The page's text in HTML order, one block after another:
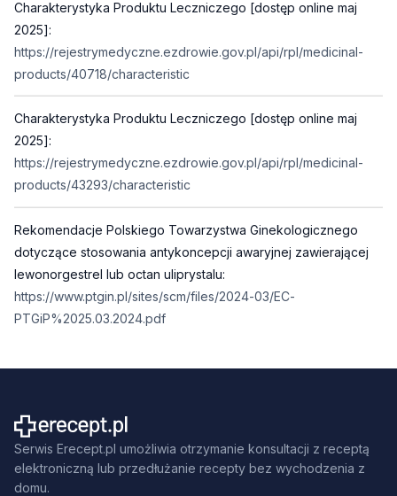
Charakterystyka Produktu Leczniczego [dostęp online maj
2025]:
https://rejestrymedyczne.ezdrowie.gov.pl/api/rpl/medicinal-
products/40718/characteristic
Charakterystyka Produktu Leczniczego [dostęp online maj
2025]:
https://rejestrymedyczne.ezdrowie.gov.pl/api/rpl/medicinal-
products/43293/characteristic
Rekomendacje Polskiego Towarzystwa Ginekologicznego
dotyczące stosowania antykoncepcji awaryjnej zawierającej
lewonorgestrel lub octan uliprystalu:
https://www.ptgin.pl/sites/scm/files/2024-03/EC-
PTGiP%2025.03.2024.pdf
Serwis Erecept.pl umożliwia otrzymanie konsultacji z receptą
elektroniczną lub przedłużanie recepty bez wychodzenia z
domu.